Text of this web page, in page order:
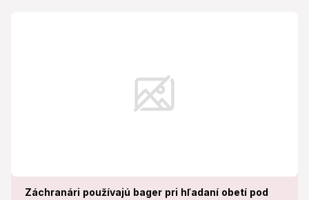
Záchranári používajú bager pri hľadaní obetí pod